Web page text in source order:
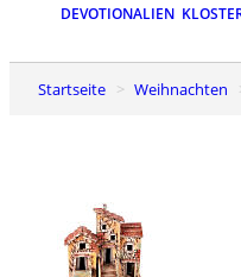
DEVOTIONALIEN
Startseite Weihnachten